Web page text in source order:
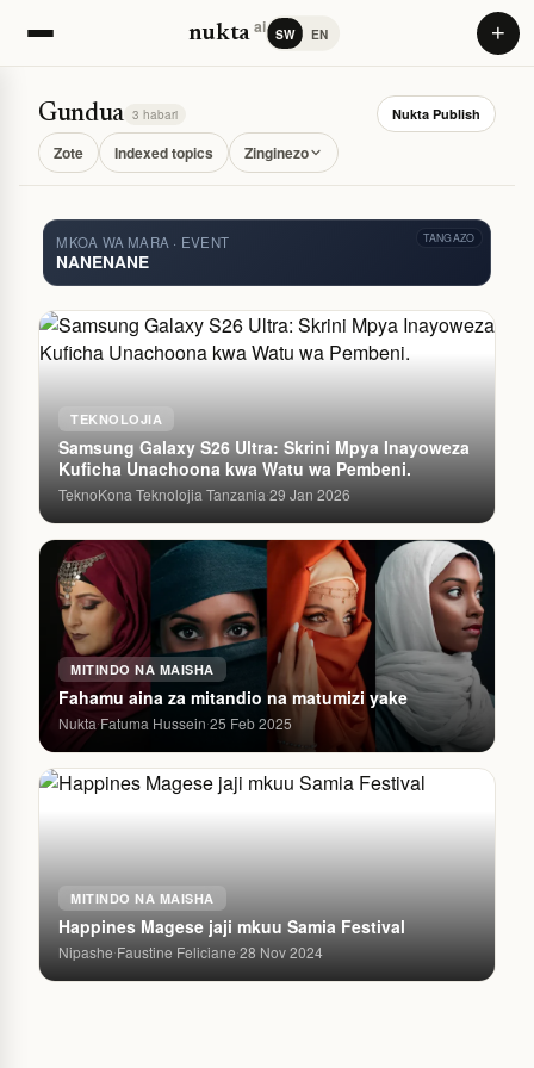
nuktaai SW EN +
Gundua 3 habari Nukta Publish
Zote Indexed topics Zinginezo
MKOA WA MARA · EVENT
NANENANE
TANGAZO
TEKNOLOJIA
Samsung Galaxy S26 Ultra: Skrini Mpya Inayoweza
Kuficha Unachoona kwa Watu wa Pembeni.
TeknoKona Teknolojia Tanzania·29 Jan 2026
MITINDO NA MAISHA
Fahamu aina za mitandio na matumizi yake
Nukta·Fatuma Hussein·25 Feb 2025
MITINDO NA MAISHA
Happines Magese jaji mkuu Samia Festival
Nipashe·Faustine Feliciane·28 Nov 2024